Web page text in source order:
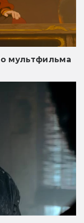
мультфильма